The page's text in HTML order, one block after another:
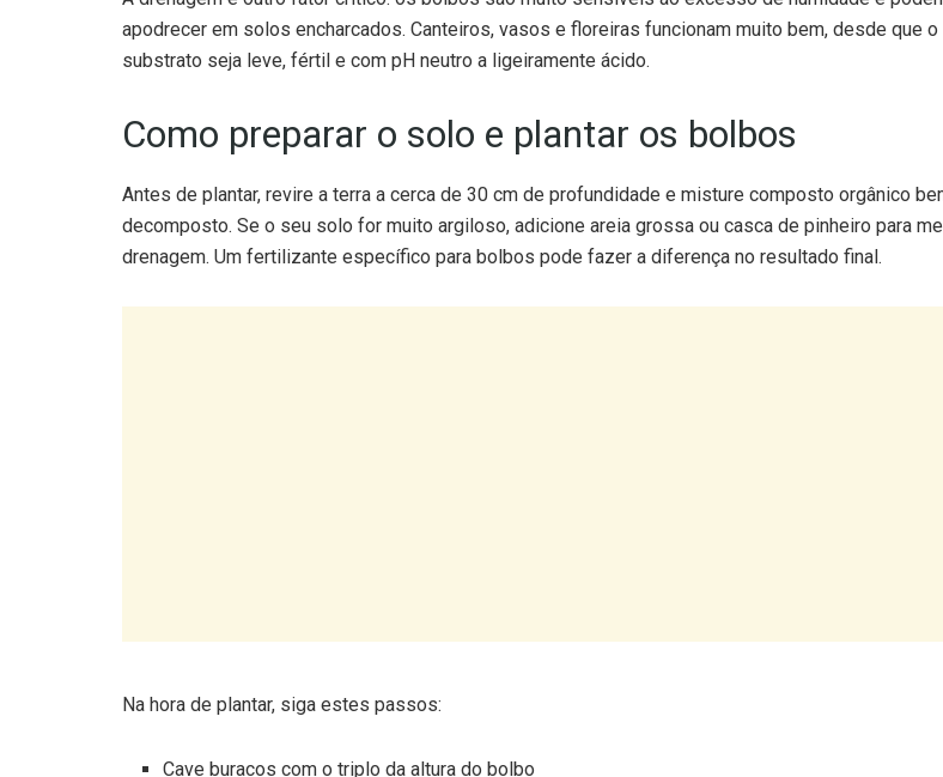
substrato seja leve, fértil e com pH neutro a ligeiramente ácido.
Antes de plantar, revire a terra a cerca de 30 cm de profundidade e misture composto orgânico bem
drenagem. Um fertilizante específico para bolbos pode fazer a diferença no resultado final.
Coloque o bolbo com a ponta virada para cima